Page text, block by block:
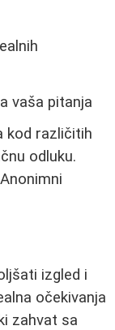
vaša pitanja
kod različitih
odluku.
izgled i
očekivanja
zahvat sa